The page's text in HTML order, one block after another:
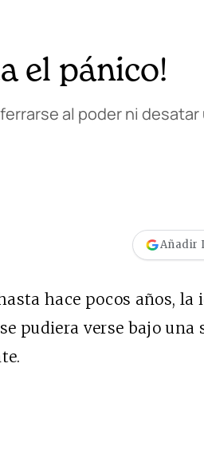
el pánico!
al poder ni
Añadir
hace pocos años, la
pudiera verse bajo una